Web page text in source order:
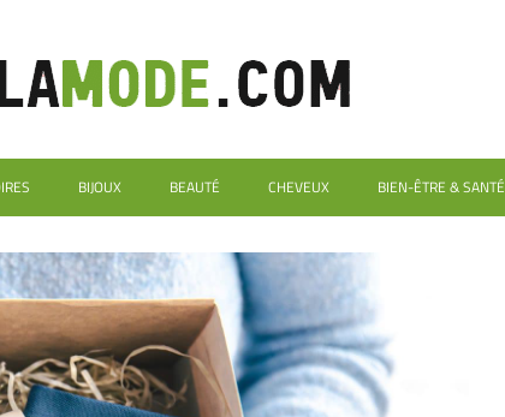
BIJOUX BEAUTÉ CHEVEUX BIEN-ÊTRE & SANTÉ